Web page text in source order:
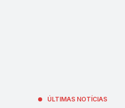
ÚLTIMAS NOTÍCIAS